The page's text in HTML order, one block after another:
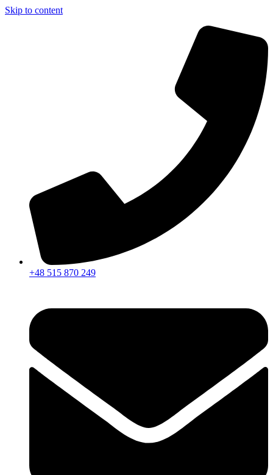
Skip to content
+48 515 870 249